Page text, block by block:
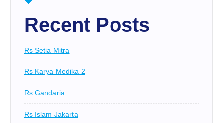
Recent Posts
Rs Setia Mitra
Rs Karya Medika 2
Rs Gandaria
Rs Islam Jakarta